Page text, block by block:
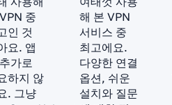
중
인 것
요. 앱
가로
하지 않
. 그냥
해 본 VPN
서비스 중
최고에요.
다양한 연결
옵션, 쉬운
설치와 질문